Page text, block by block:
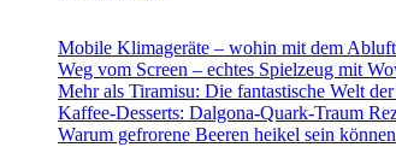
Mobile Klimageräte – wohin mit dem
Weg vom Screen – echtes Spielzeug mit
Mehr als Tiramisu: Die fantastische Welt
Kaffee-Desserts: Dalgona-Quark-Traum
Warum gefrorene Beeren heikel sein